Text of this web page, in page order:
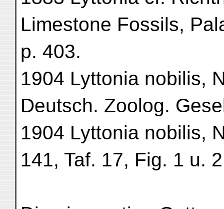
Limestone Fossils,
p. 403.
1904 Lyttonia nobilis,
Deutsch. Zoolog.
1904 Lyttonia nobilis,
141, Taf. 17, Fig. 1 u.